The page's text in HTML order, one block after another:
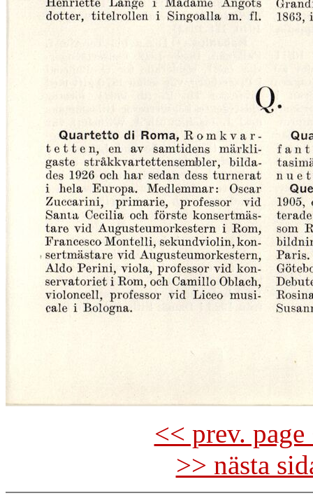
<< prev.
>> nästa